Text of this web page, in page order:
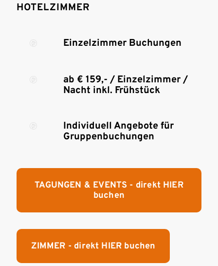
HOTELZIMMER
Einzelzimmer Buchungen
ab € 159,- / Einzelzimmer /
Nacht inkl. Frühstück
Individuell Angebote für
Gruppenbuchungen
TAGUNGEN & EVENTS - direkt HIER
buchen
ZIMMER - direkt HIER buchen